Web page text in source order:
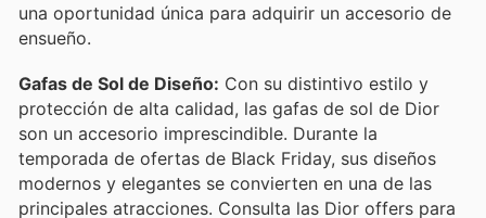
una oportunidad única para adquirir un accesorio de
ensueño.
Gafas de Sol de Diseño: Con su distintivo estilo y
protección de alta calidad, las gafas de sol de Dior
son un accesorio imprescindible. Durante la
temporada de ofertas de Black Friday, sus diseños
modernos y elegantes se convierten en una de las
principales atracciones. Consulta las Dior offers para